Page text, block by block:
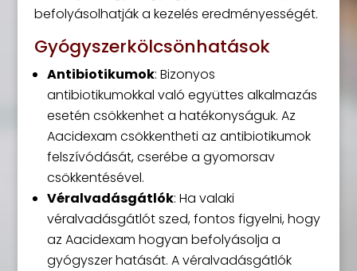
befolyásolhatják a kezelés eredményességét.
Gyógyszerkölcsönhatások
Antibiotikumok: Bizonyos
antibiotikumokkal való együttes alkalmazás
esetén csökkenhet a hatékonyságuk. Az
Aacidexam csökkentheti az antibiotikumok
felszívódását, cserébe a gyomorsav
csökkentésével.
Véralvadásgátlók: Ha valaki
véralvadásgátlót szed, fontos figyelni, hogy
az Aacidexam hogyan befolyásolja a
gyógyszer hatását. A véralvadásgátlók